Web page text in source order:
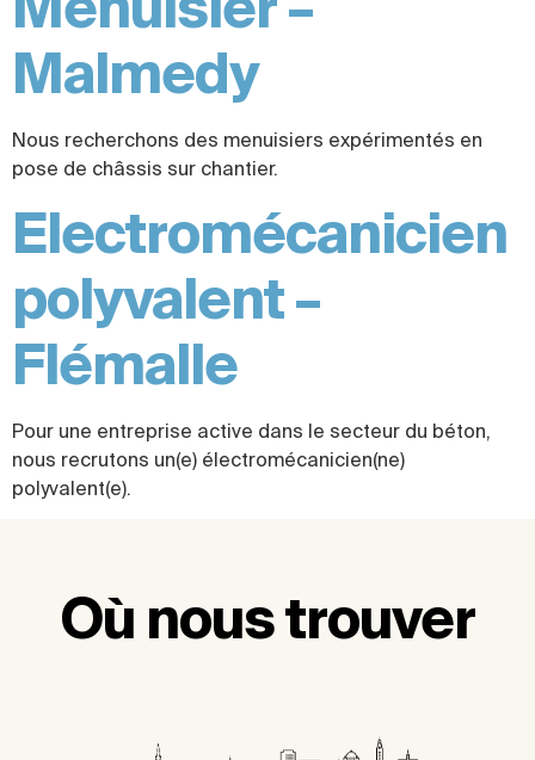
Malmedy
Nous recherchons des menuisiers expérimentés en
pose de châssis sur chantier.
Electromécanicien
polyvalent –
Flémalle
Pour une entreprise active dans le secteur du béton,
nous recrutons un(e) électromécanicien(ne)
polyvalent(e).
Où nous trouver